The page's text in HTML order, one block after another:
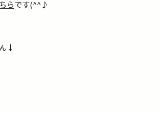
らです(^^♪
↓